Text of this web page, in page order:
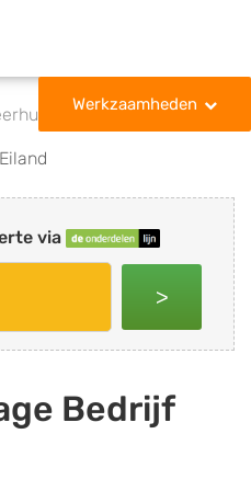
Werkzaamheden
via
>
Bedrijf